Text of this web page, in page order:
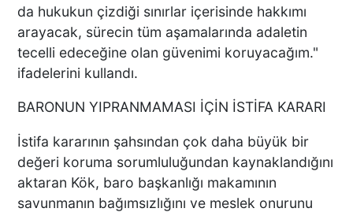
da hukukun çizdiği sınırlar içerisinde hakkımı
arayacak, sürecin tüm aşamalarında adaletin
tecelli edeceğine olan güvenimi koruyacağım."
ifadelerini kullandı.
BARONUN YIPRANMAMASI İÇİN İSTİFA KARARI
İstifa kararının şahsından çok daha büyük bir
değeri koruma sorumluluğundan kaynaklandığını
aktaran Kök, baro başkanlığı makamının
savunmanın bağımsızlığını ve meslek onurunu